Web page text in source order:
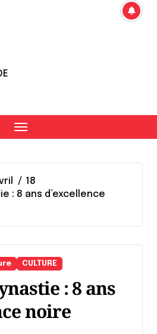
18
: 8 ans d’excellence
CULTURE
: 8 ans
noire